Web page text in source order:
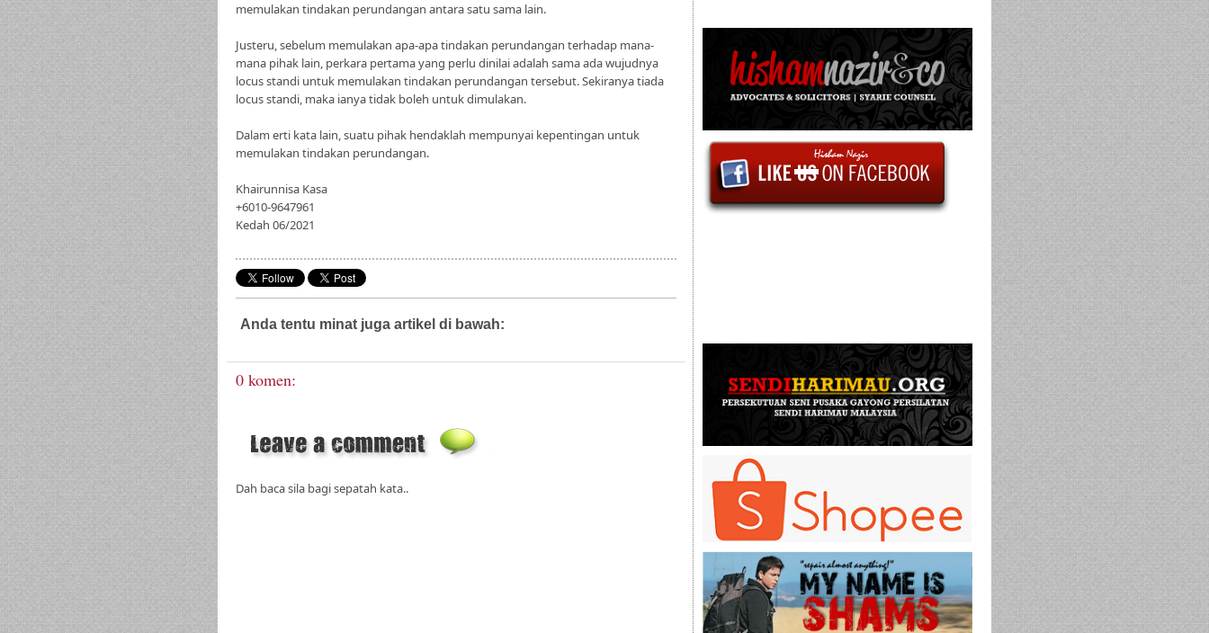
memulakan tindakan perundangan antara satu sama lain.
Justeru, sebelum memulakan apa-apa tindakan perundangan terhadap mana-
mana pihak lain, perkara pertama yang perlu dinilai adalah sama ada wujudnya
locus standi untuk memulakan tindakan perundangan tersebut. Sekiranya tiada
locus standi, maka ianya tidak boleh untuk dimulakan.
Dalam erti kata lain, suatu pihak hendaklah mempunyai kepentingan untuk
memulakan tindakan perundangan.
Khairunnisa Kasa
+6010-9647961
Kedah 06/2021
Anda tentu minat juga artikel di bawah:
0 komen:
Dah baca sila bagi sepatah kata..